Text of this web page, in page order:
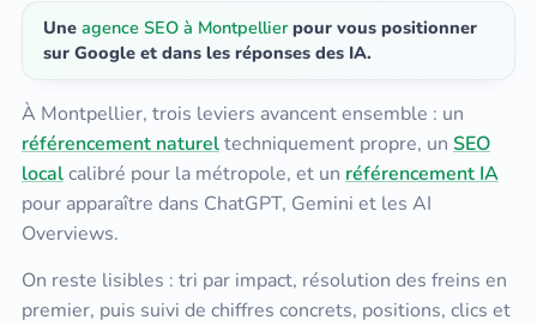
Une agence SEO à Montpellierpour vous positionner
sur Google et dans les réponses des IA.
À Montpellier, trois leviers avancent ensemble : un
référencement natureltechniquement propre, un SEO
localcalibré pour la métropole, et un référencement IA
pour apparaître dans ChatGPT, Gemini et les AI
Overviews.
On reste lisibles : tri par impact, résolution des freins en
premier, puis suivi de chiffres concrets, positions, clics et